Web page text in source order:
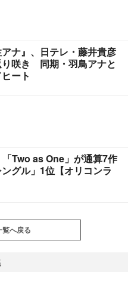
アナ』、日テレ・藤井貴彦
り咲き 同期・羽鳥アナと
ート
Two as One」が通算7作
グル」1位【オリコンラ
覧へ戻る